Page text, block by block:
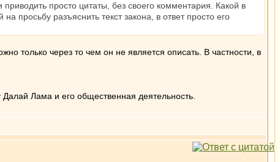
приводить просто цитаты, без своего комментария. Какой в
просьбу разъяснить текст закона, в ответ просто его
только через то чем он не является описать. В частности, в
Лама и его общественная деятельность.